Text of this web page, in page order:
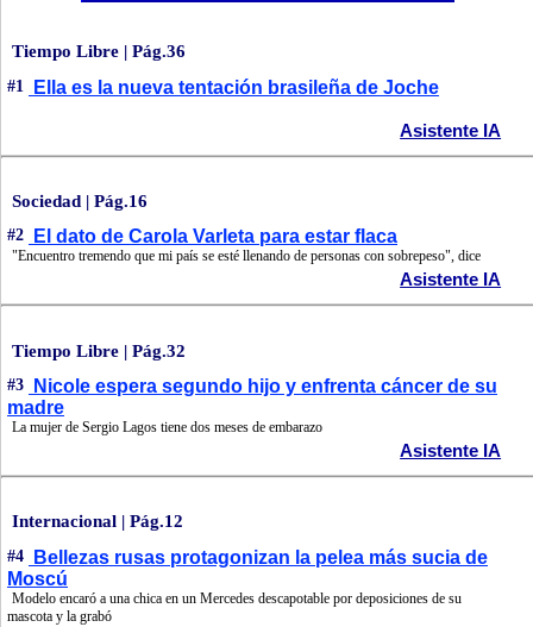
Tiempo Libre | Pág.36
#1 Ella es la nueva tentación brasileña de Joche
Asistente IA
Sociedad | Pág.16
#2 El dato de Carola Varleta para estar flaca
"Encuentro tremendo que mi país se esté llenando de personas con sobrepeso", dice
Asistente IA
Tiempo Libre | Pág.32
#3
Nicole espera segundo hijo y enfrenta cáncer de su
madre
La mujer de Sergio Lagos tiene dos meses de embarazo
Asistente IA
Internacional | Pág.12
#4
Bellezas rusas protagonizan la pelea más sucia de
Moscú
Modelo encaró a una chica en un Mercedes descapotable por deposiciones de su
mascota y la grabó